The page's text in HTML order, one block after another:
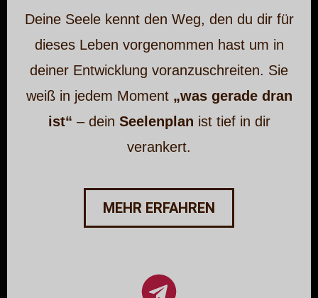
Deine Seele kennt den Weg, den du dir für
dieses Leben vorgenommen hast um in
deiner Entwicklung voranzuschreiten. Sie
weiß in jedem Moment „was gerade dran
ist“ – dein Seelenplan ist tief in dir
verankert.
MEHR ERFAHREN